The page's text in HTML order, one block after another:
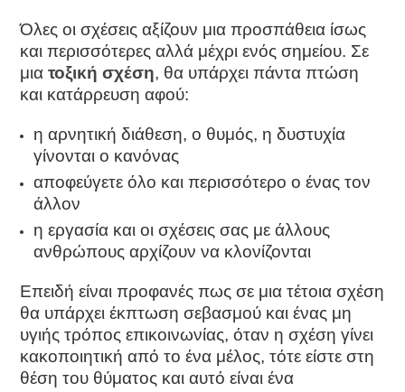
Όλες οι σχέσεις αξίζουν μια προσπάθεια ίσως
και περισσότερες αλλά μέχρι ενός σημείου. Σε
μιατοξική σχέση, θα υπάρχει πάντα πτώση
και κατάρρευση αφού:
η αρνητική διάθεση, ο θυμός, η δυστυχία
γίνονται ο κανόνας
αποφεύγετε όλο και περισσότερο ο ένας τον
άλλον
η εργασία και οι σχέσεις σας με άλλους
ανθρώπους αρχίζουν να κλονίζονται
Επειδή είναι προφανές πως σε μια τέτοια σχέση
θα υπάρχει έκπτωση σεβασμού και ένας μη
υγιής τρόπος επικοινωνίας, όταν η σχέση γίνει
κακοποιητική από το ένα μέλος, τότε είστε στη
θέση του θύματος και αυτό είναι ένα